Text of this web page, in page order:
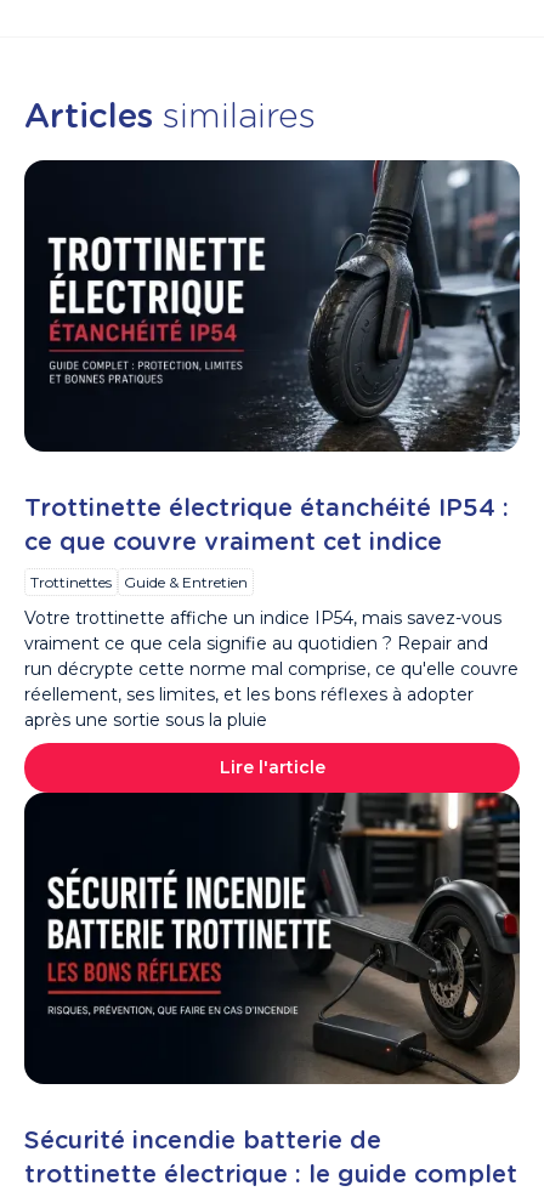
Articles similaires
Trottinette électrique étanchéité IP54 :
ce que couvre vraiment cet indice
Trottinettes Guide & Entretien
Votre trottinette affiche un indice IP54, mais savez-vous
vraiment ce que cela signifie au quotidien ? Repair and
run décrypte cette norme mal comprise, ce qu'elle couvre
réellement, ses limites, et les bons réflexes à adopter
après une sortie sous la pluie
Lire l'article
Sécurité incendie batterie de
trottinette électrique : le guide complet